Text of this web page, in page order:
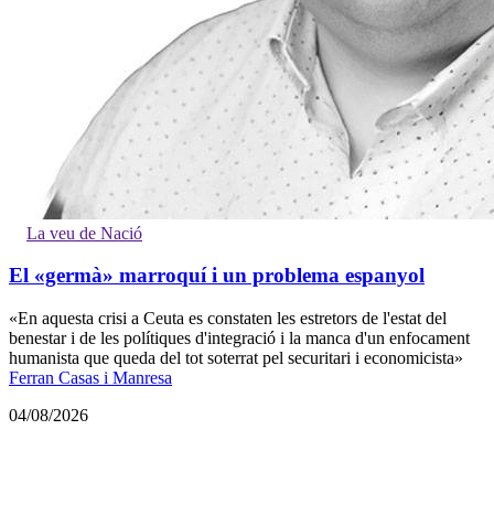
La veu de Nació
El «germà» marroquí i un problema espanyol
«En aquesta crisi a Ceuta es constaten les estretors de l'estat del
benestar i de les polítiques d'integració i la manca d'un enfocament
humanista que queda del tot soterrat pel securitari i economicista»
Ferran Casas i Manresa
04/08/2026